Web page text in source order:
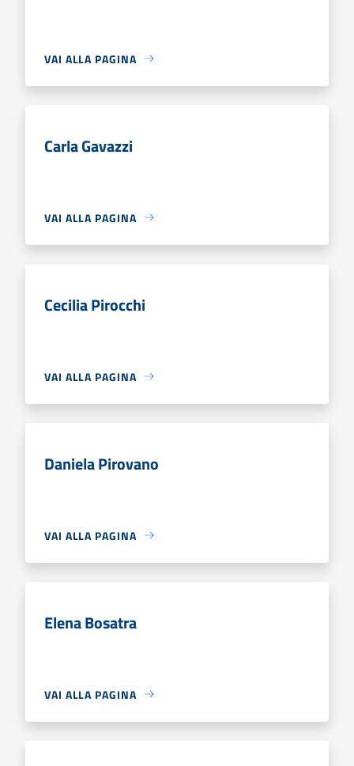
VAI ALLA PAGINA
Carla Gavazzi
VAI ALLA PAGINA
Cecilia Pirocchi
VAI ALLA PAGINA
Daniela Pirovano
VAI ALLA PAGINA
Elena Bosatra
VAI ALLA PAGINA